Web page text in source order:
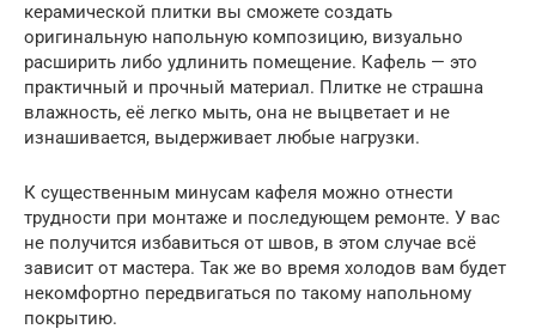
керамической плитки вы сможете создать
оригинальную напольную композицию, визуально
расширить либо удлинить помещение. Кафель — это
практичный и прочный материал. Плитке не страшна
влажность, её легко мыть, она не выцветает и не
изнашивается, выдерживает любые нагрузки.
К существенным минусам кафеля можно отнести
трудности при монтаже и последующем ремонте. У вас
не получится избавиться от швов, в этом случае всё
зависит от мастера. Так же во время холодов вам будет
некомфортно передвигаться по такому напольному
покрытию.